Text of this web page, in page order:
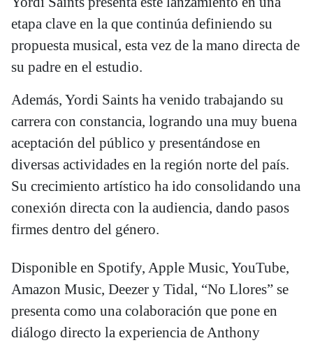
etapa clave en la que continúa definiendo su
propuesta musical, esta vez de la mano directa de
su padre en el estudio.
Además, Yordi Saints ha venido trabajando su
carrera con constancia, logrando una muy buena
aceptación del público y presentándose en
diversas actividades en la región norte del país.
Su crecimiento artístico ha ido consolidando una
conexión directa con la audiencia, dando pasos
firmes dentro del género.
Disponible en Spotify, Apple Music, YouTube,
Amazon Music, Deezer y Tidal, “No Llores” se
presenta como una colaboración que pone en
diálogo directo la experiencia de Anthony